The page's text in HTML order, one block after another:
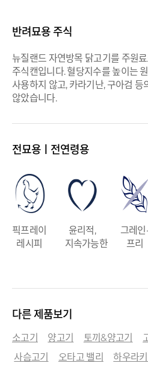
반려묘용 주식
뉴질랜드 자연방목 닭고기를 주원
주식캔입니다. 혈당지수를 높이는
사용하지 않고, 카라기난, 구아검 등
않았습니다.
전묘용ㅣ전연령용
픽프레이
레시피
윤리적,
지속가능한
그레
프리
다른 제품보기
소고기 양고기 토끼&양고기
사슴고기
오타고 밸리 하우라